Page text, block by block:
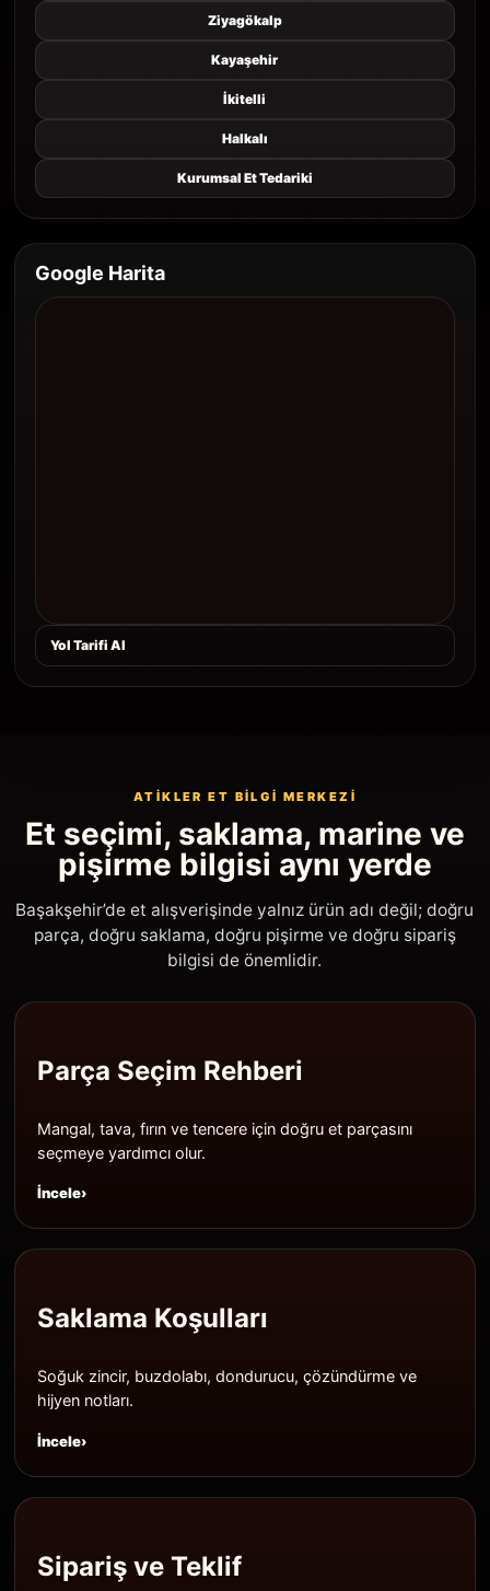
Ziyagökalp
Kayaşehir
İkitelli
Halkalı
Kurumsal Et Tedariki
Google Harita
Yol Tarifi Al
ATIKLER ET BILGI MERKEZI
Et seçimi, saklama, marine ve
pişirme bilgisi aynı yerde
Başakşehir’de et alışverişinde yalnız ürün adı değil; doğru
parça, doğru saklama, doğru pişirme ve doğru sipariş
bilgisi de önemlidir.
Parça Seçim Rehberi
Mangal, tava, fırın ve tencere için doğru et parçasını
seçmeye yardımcı olur.
İncele
Saklama Koşulları
Soğuk zincir, buzdolabı, dondurucu, çözündürme ve
hijyen notları.
İncele
Sipariş ve Teklif